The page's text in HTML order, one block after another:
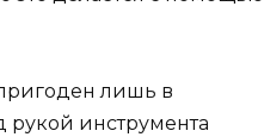
лишь в
рукой инструмента